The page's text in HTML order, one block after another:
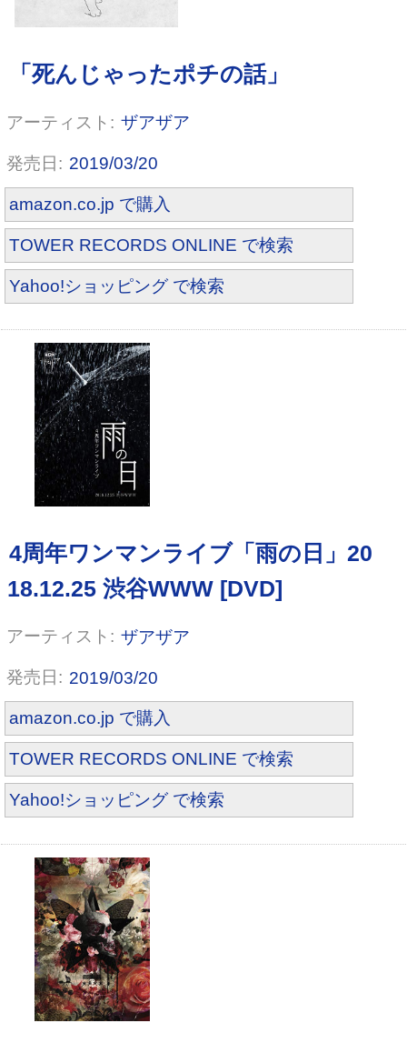
ザアザア
2019/03/20
amazon.co.jp で購入
TOWER RECORDS ONLINE で検索
Yahoo!ショッピング で検索
ザアザア
2019/03/20
amazon.co.jp で購入
TOWER RECORDS ONLINE で検索
Yahoo!ショッピング で検索